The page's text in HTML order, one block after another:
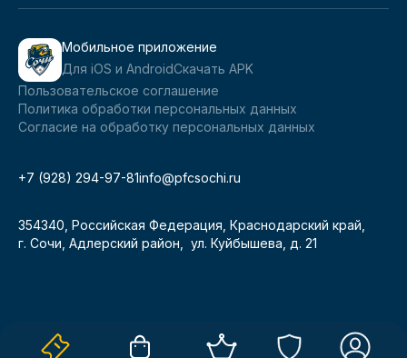
Мобильное приложение
Для iOS и AndroidСкачать APK
Пользовательское соглашение
Политика обработки персональных данных
Согласие на обработку персональных данных
+7 (928) 294-97-81info@pfcsochi.ru
354340, Российская Федерация, Краснодарский край,
г. Сочи, Адлерский район, ул. Куйбышева, д. 21